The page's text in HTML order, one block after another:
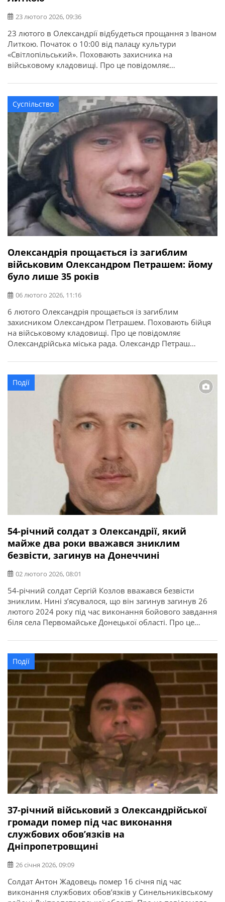
23 лютого 2026, 09:36
23 лютого в Олександрії відбудеться прощання з Іваном
Литкою. Початок о 10:00 від палацу культури
«Світлопільський». Поховають захисника на
військовому кладовищі. Про це повідомляє
січня 1987 року в селі Новоселиця Закарпатської області
у багатодітній родині. Навчався у місцевій школі.
Трудову діяльність розпочав у ранньому віці.
Самостійно опанував професію […]
Суспільство
Олександрія прощається із загиблим
військовим Олександром Петрашем: йому
було лише 35 років
06 лютого 2026, 11:16
6 лютого Олександрія прощається із загиблим
захисником Олександром Петрашем. Поховають бійця
на військовому кладовищі. Про це повідомляє
Олександрійська міська рада. Олександр Петраш
минули його дитинство і юність. Середню освіту здобув
у школі №9. Після цього продовжив навчання в
Олександрійському індустріальному технікумі за
спеціальністю «Обробка матеріалів» та здобув […]
Події
54-річний солдат з Олександрії, який
майже два роки вважався зниклим
безвісти, загинув на Донеччині
02 лютого 2026, 08:01
54-річний солдат Сергій Козлов вважався безвісти
зниклим. Нині зʼясувалося, що він загинув загинув 26
лютого 2024 року під час виконання бойового завдання
біля села Первомайське Донецької області. Про це
Олександрії відбулось прощання із загиблим
захисником Сергієм Козловим. Поховали бійця на
військовому кладовищі. Сергій Козлов народився 16
травня 1969 […]
Події
37-річний військовий з Олександрійської
громади помер під час виконання
службових обов’язків на
Дніпропетровщині
26 січня 2026, 09:09
Солдат Антон Жадовець помер 16 січня під час
виконання службових обов’язків у Синельниківському